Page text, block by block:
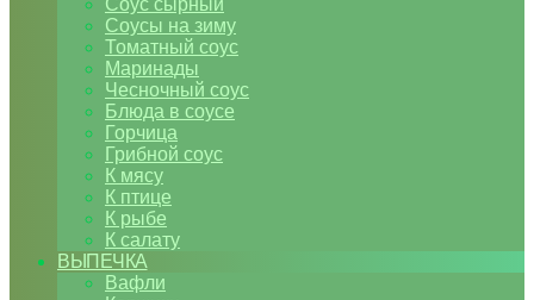
Соус сырный
Соусы на зиму
Томатный соус
Маринады
Чесночный соус
Блюда в соусе
Горчица
Грибной соус
К мясу
К птице
К рыбе
К салату
ВЫПЕЧКА
Вафли